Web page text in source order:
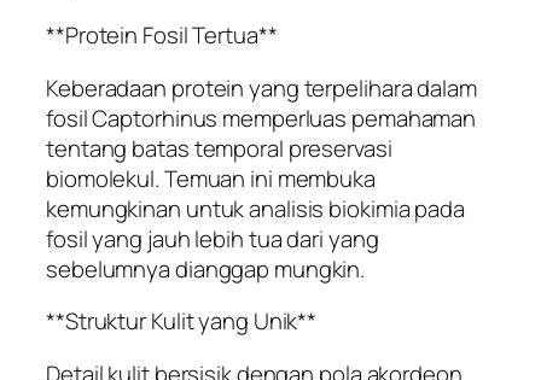
**Protein Fosil Tertua**
Keberadaan protein yang terpelihara dalam
fosil Captorhinus memperluas pemahaman
tentang batas temporal preservasi
biomolekul. Temuan ini membuka
kemungkinan untuk analisis biokimia pada
fosil yang jauh lebih tua dari yang
sebelumnya dianggap mungkin.
**Struktur Kulit yang Unik**
Detail kulit bersisik dengan pola akordeon